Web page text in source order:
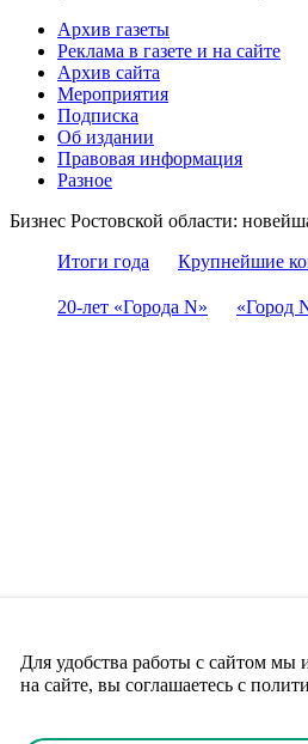
Архив газеты
Реклама в газете и на сайте
Архив сайта
Мероприятия
Подписка
Об издании
Правовая информация
Разное
Бизнес Ростовской области:
Итоги года
Крупнейшие
20-лет «Города N» «Город
Для удобства работы с сайтом мы
на сайте, вы соглашаетесь с